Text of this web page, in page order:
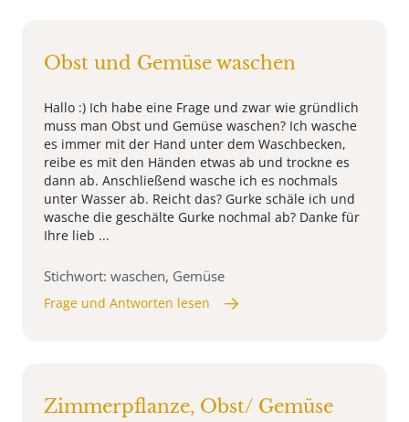
Obst und Gemüse waschen
Hallo :) Ich habe eine Frage und zwar wie gründlich
muss man Obst und Gemüse waschen? Ich wasche
es immer mit der Hand unter dem Waschbecken,
reibe es mit den Händen etwas ab und trockne es
dann ab. Anschließend wasche ich es nochmals
unter Wasser ab. Reicht das? Gurke schäle ich und
wasche die geschälte Gurke nochmal ab? Danke für
Ihre lieb ...
Stichwort: waschen, Gemüse
Frage und Antworten lesen
Zimmerpflanze, Obst/ Gemüse